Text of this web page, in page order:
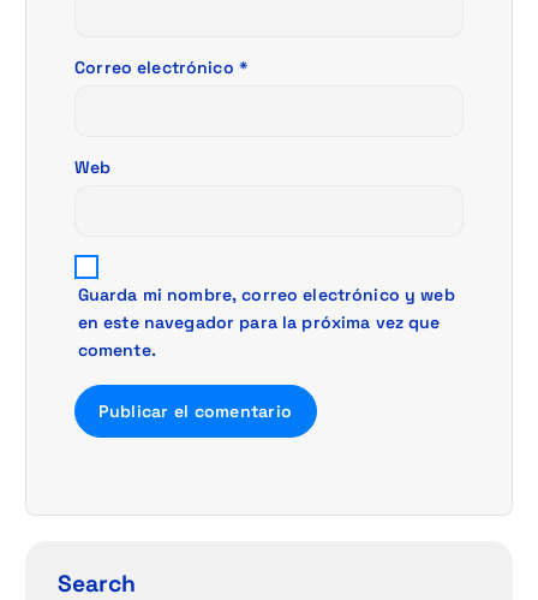
Correo electrónico *
Web
Guarda mi nombre, correo electrónico y web
en este navegador para la próxima vez que
comente.
Search